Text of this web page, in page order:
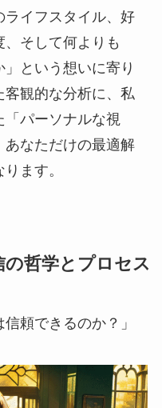
ライフスタイル、好
そして何よりも
」という想いに寄り
観的な分析に、私
パーソナルな視
あなただけの最適解
ます。
の哲学とプロセス
頼できるのか？」